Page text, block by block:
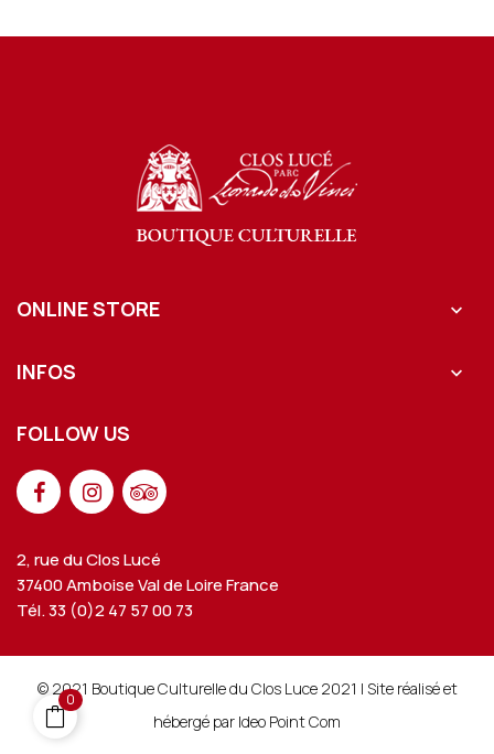
ONLINE STORE 
INFOS 
FOLLOW US
2, rue du Clos Lucé
37400 Amboise Val de Loire France
Tél. 33 (0)2 47 57 00 73
© 2021 Boutique Culturelle du Clos Luce 2021 | Site réalisé et
hébergé par Ideo Point Com
0